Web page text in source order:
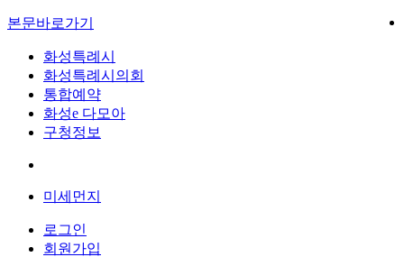
본문바로가기
화성특례시
화성특례시의회
통합예약
화성e 다모아
구청정보
미세먼지
로그인
회원가입